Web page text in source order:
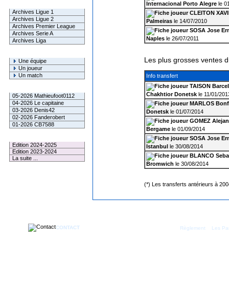
Archives Ligue 1
Archives Ligue 2
Archives Premier League
Archives Serie A
Archives Liga
Une équipe
Un joueur
Un match
05-2026 Mathieufoot0112
04-2026 Le capitaine
03-2026 Denis42
02-2026 Fanderobert
01-2026 CB7588
Edition 2024-2025
Edition 2023-2024
La suite ...
Internacional Porto Alegrele
CLEITON
Palmeirasle 14/07/2010
SOSA Jose
Naplesle 26/07/2011
Les plus grosses ventes
Info transfert
TAISON
Chakhtior Donetskle 11/01/
MARLOS
Donetskle 01/07/2014
GOMEZ
Bergamele 01/09/2014
SOSA Jose
Istanbulle 30/08/2014
BLANCO
Bromwich le 30/08/2014
(*) Les transferts antérieurs à
CONTACT Règlement Les